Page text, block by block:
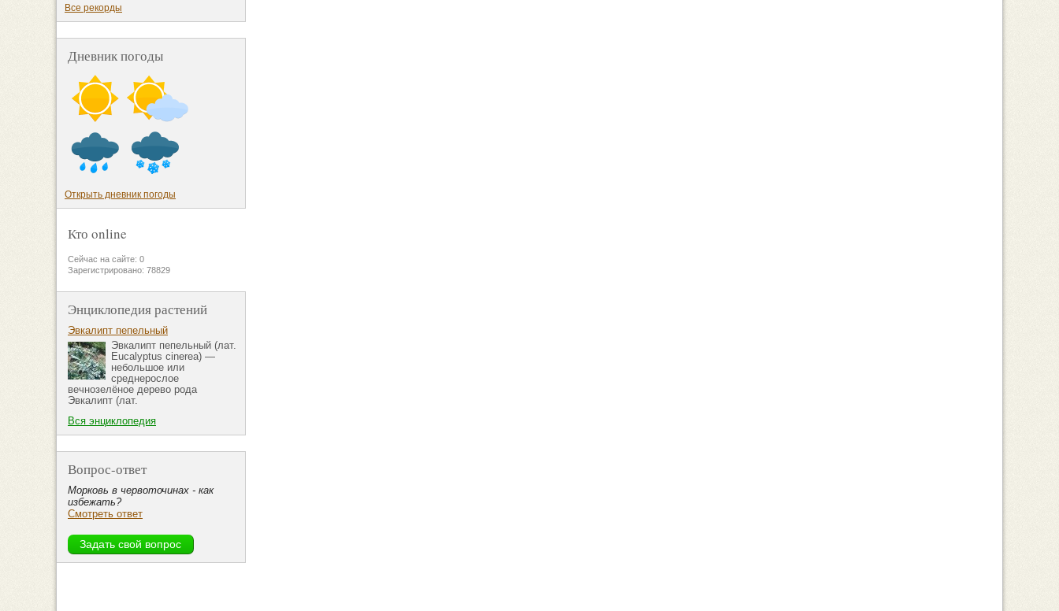
Все рекорды
Дневник погоды
Открыть дневник погоды
Кто online
Сейчас на сайте: 0
Зарегистрировано: 78829
Энциклопедия растений
Эвкалипт пепельный
Эвкалипт пепельный (лат.
Eucalyptus cinerea) —
небольшое или
среднерослое
вечнозелёное дерево рода
Эвкалипт (лат.
Вся энциклопедия
Вопрос-ответ
Морковь в червоточинах - как
избежать?
Смотреть ответ